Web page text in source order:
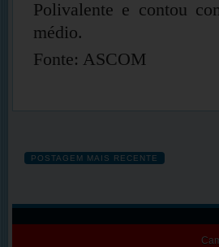
Polivalente e contou
médio.
Fonte: ASCOM
POSTAGEM MAIS RECENTE